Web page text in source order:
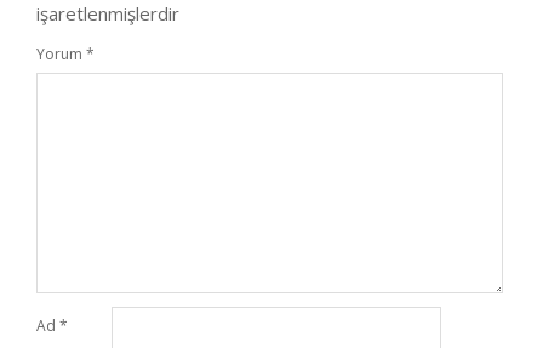
işaretlenmişlerdir
Yorum *
Ad *